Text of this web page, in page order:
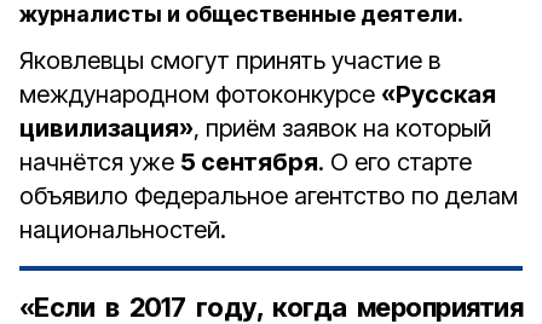
журналисты и общественные деятели.
Яковлевцы смогут принять участие в
международном фотоконкурсе «Русская
цивилизация», приём заявок на который
начнётся уже 5 сентября. О его старте
объявило Федеральное агентство по делам
национальностей.
«Если в 2017 году, когда мероприятия